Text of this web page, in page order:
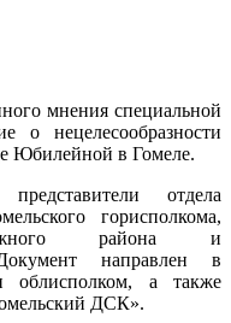
мнения специальной
о нецелесообразности
Юбилейной в Гомеле.
отдела
горисполкома,
района и
направлен в
а также
ДСК».